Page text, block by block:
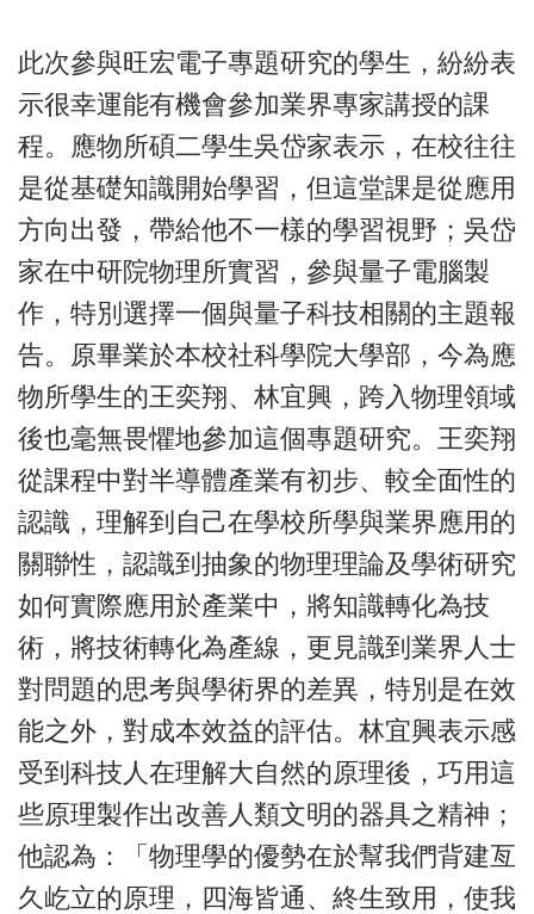
此次參與旺宏電子專題研究的學生，紛紛表
示很幸運能有機會參加業界專家講授的課
程。應物所碩二學生吳岱家表示，在校往往
是從基礎知識開始學習，但這堂課是從應用
方向出發，帶給他不一樣的學習視野；吳岱
家在中研院物理所實習，參與量子電腦製
作，特別選擇一個與量子科技相關的主題報
告。原畢業於本校社科學院大學部，今為應
物所學生的王奕翔、林宜興，跨入物理領域
後也毫無畏懼地參加這個專題研究。王奕翔
從課程中對半導體產業有初步、較全面性的
認識，理解到自己在學校所學與業界應用的
關聯性，認識到抽象的物理理論及學術研究
如何實際應用於產業中，將知識轉化為技
術，將技術轉化為產線，更見識到業界人士
對問題的思考與學術界的差異，特別是在效
能之外，對成本效益的評估。林宜興表示感
受到科技人在理解大自然的原理後，巧用這
些原理製作出改善人類文明的器具之精神；
他認為：「物理學的優勢在於幫我們背建亙
久屹立的原理，四海皆通、終生致用，使我